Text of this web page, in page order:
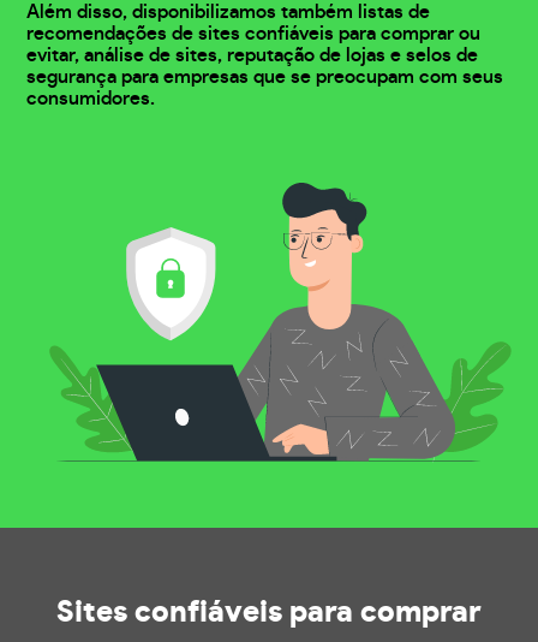
Além disso, disponibilizamos também listas de
recomendações de sites confiáveis para comprar ou
evitar, análise de sites, reputação de lojas e selos de
segurança para empresas que se preocupam com seus
consumidores.
Sites confiáveis para comprar